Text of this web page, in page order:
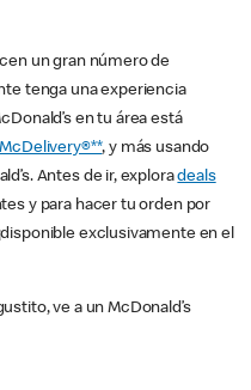
un gran número de
tenga una experiencia
en tu área está
McDelivery®**, y más usando
Antes de ir, exploradeals
y para hacer tu orden por
exclusivamente en el
ve a un McDonald’s